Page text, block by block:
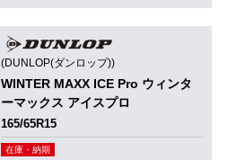
(DUNLOP(ダンロップ))
WINTER MAXX ICE Pro ウィンタ
ーマックス アイスプロ
165/65R15
在庫・納期